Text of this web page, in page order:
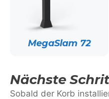
MegaSlam 72
Nächste
Sobald der Korb